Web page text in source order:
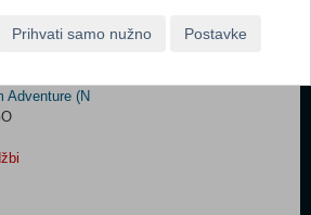
Adventure (N
Prihvati samo nužno Postavke